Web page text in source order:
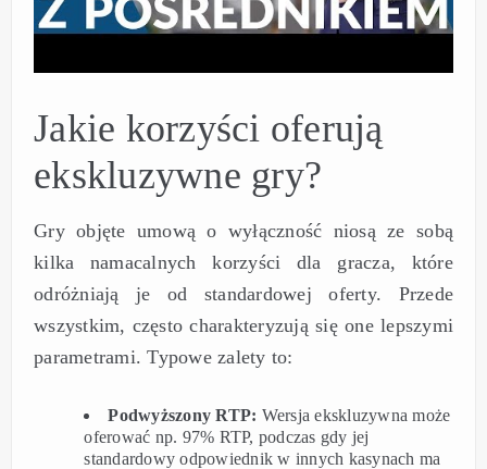
Jakie korzyści oferują
ekskluzywne gry?
Gry objęte umową o wyłączność niosą ze sobą
kilka namacalnych korzyści dla gracza, które
odróżniają je od standardowej oferty. Przede
wszystkim, często charakteryzują się one lepszymi
parametrami. Typowe zalety to:
Podwyższony RTP: Wersja ekskluzywna może
oferować np. 97% RTP, podczas gdy jej
standardowy odpowiednik w innych kasynach ma